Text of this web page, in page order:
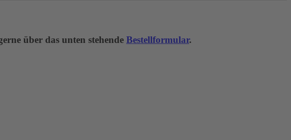
über das unten stehende Bestellformular.